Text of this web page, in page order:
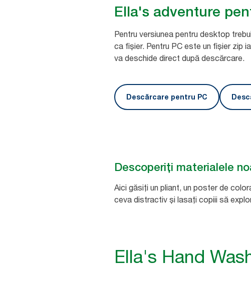
Ella's adventure
Pentru versiunea pentru desktop
ca fișier. Pentru PC este un fișier zip
va deschide direct după descărcare.
Descărcare pentru PC
Descoperiți materialele
Aici găsiți un pliant, un poster de
ceva distractiv și lasați copiii să
Ella's Hand